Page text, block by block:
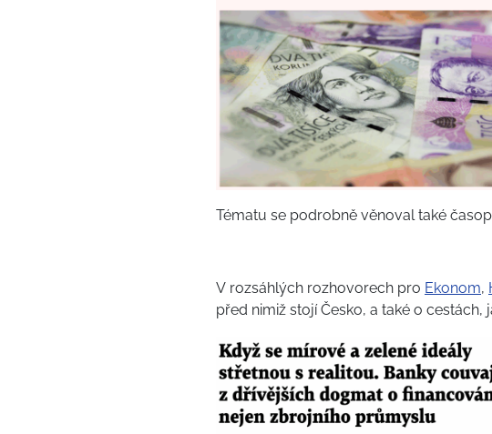
Tématu se podrobně věnoval také
V rozsáhlých rozhovorech pro Ekonom,
před nimiž stojí Česko, a také o cestách,